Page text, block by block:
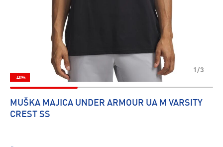
1/3
-40%
MUŠKA MAJICA UNDER ARMOUR UA M VARSITY
CREST SS